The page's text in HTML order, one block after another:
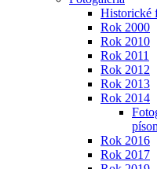
Historické
Rok 2000
Rok 2010
Rok 2011
Rok 2012
Rok 2013
Rok 2014
Rok 2016
Rok 2017